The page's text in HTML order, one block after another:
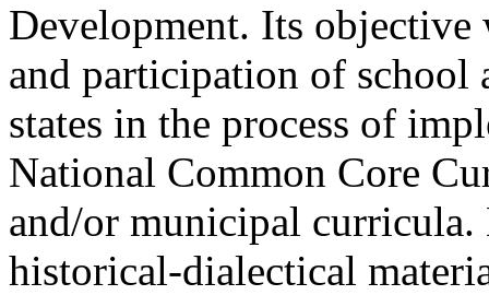
Development. Its objective
and participation of
states in the process of
National Common Core
and/or municipal
historical-dialectical